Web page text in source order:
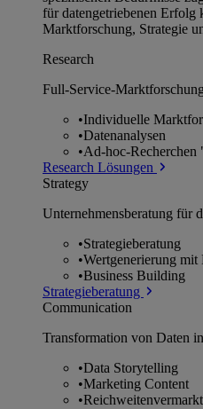
für datengetriebenen
Marktforschung, Strategie
Research
Full-Service-
•Individuelle
•Datenanalysen
•Ad-hoc-Recherchen
Research Lösungen
Strategy
Unternehmens­beratung für
•Strategieberatung
•Wertgenerierung mit
•Business Building
Strategieberatung
Communication
Transformation von Daten
•Data Storytelling
•Marketing Content
•